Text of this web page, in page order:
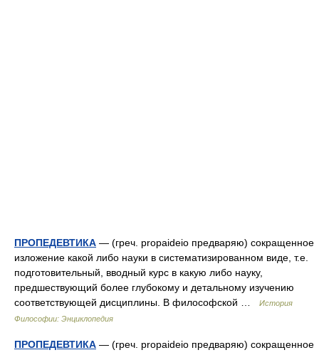
ПРОПЕДЕВТИКА — (греч. propaideio предваряю) сокращенное
изложение какой либо науки в систематизированном виде, т.е.
подготовительный, вводный курс в какую либо науку,
предшествующий более глубокому и детальному изучению
соответствующей дисциплины. В философской …
История
Философии: Энциклопедия
ПРОПЕДЕВТИКА — (греч. propaideio предваряю) сокращенное